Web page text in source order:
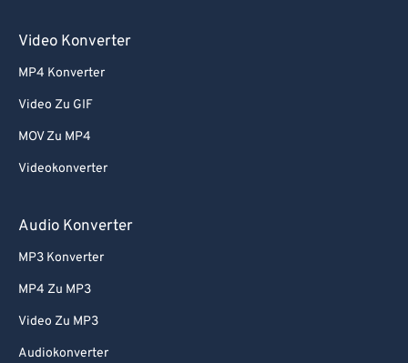
Video Konverter
MP4 Konverter
Video Zu GIF
MOV Zu MP4
Videokonverter
Audio Konverter
MP3 Konverter
MP4 Zu MP3
Video Zu MP3
Audiokonverter